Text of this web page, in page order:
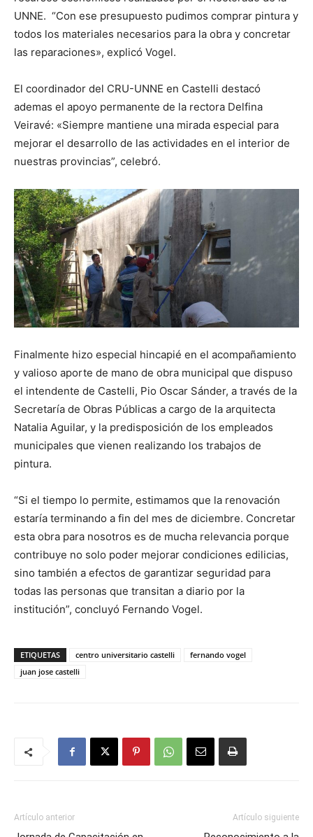
UNNE. “Con ese presupuesto pudimos comprar pintura y
todos los materiales necesarios para la obra y concretar
las reparaciones», explicó Vogel.
El coordinador del CRU-UNNE en Castelli destacó
ademas el apoyo permanente de la rectora Delfina
Veiravé: «Siempre mantiene una mirada especial para
mejorar el desarrollo de las actividades en el interior de
nuestras provincias”, celebró.
Finalmente hizo especial hincapié en el acompañamiento
y valioso aporte de mano de obra municipal que dispuso
el intendente de Castelli, Pio Oscar Sánder, a través de la
Secretaría de Obras Públicas a cargo de la arquitecta
Natalia Aguilar, y la predisposición de los empleados
municipales que vienen realizando los trabajos de
pintura.
“Si el tiempo lo permite, estimamos que la renovación
estaría terminando a fin del mes de diciembre. Concretar
esta obra para nosotros es de mucha relevancia porque
contribuye no solo poder mejorar condiciones edilicias,
sino también a efectos de garantizar seguridad para
todas las personas que transitan a diario por la
institución”, concluyó Fernando Vogel.
ETIQUETAS centro universitario castelli
fernando vogel
juan jose castelli
Artículo anterior Artículo siguiente